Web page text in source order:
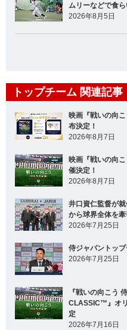
ムリーなどで食ら
2026年8月5日
トップチーム 関連記事
映画『戦いの向
布決定！
2026年8月7日
映画『戦いの向
催決定！
2026年8月7日
井口資仁監督が
から球界全体を
2026年7月25日
侍ジャパントッ
2026年7月25日
『戦いの向こう
CLASSIC™』オ
定
2026年7月16日